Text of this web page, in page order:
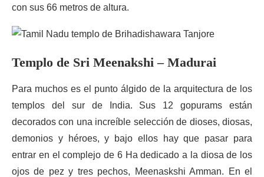
con sus 66 metros de altura.
Templo de Sri Meenakshi – Madurai
Para muchos es el punto álgido de la arquitectura de los
templos del sur de India. Sus 12 gopurams están
decorados con una increíble selección de dioses, diosas,
demonios y héroes, y bajo ellos hay que pasar para
entrar en el complejo de 6 Ha dedicado a la diosa de los
ojos de pez y tres pechos, Meenaskshi Amman. En el